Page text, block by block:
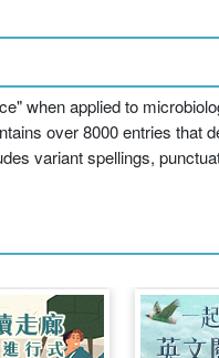
when applied to
over 8000 entries that
variant spellings,